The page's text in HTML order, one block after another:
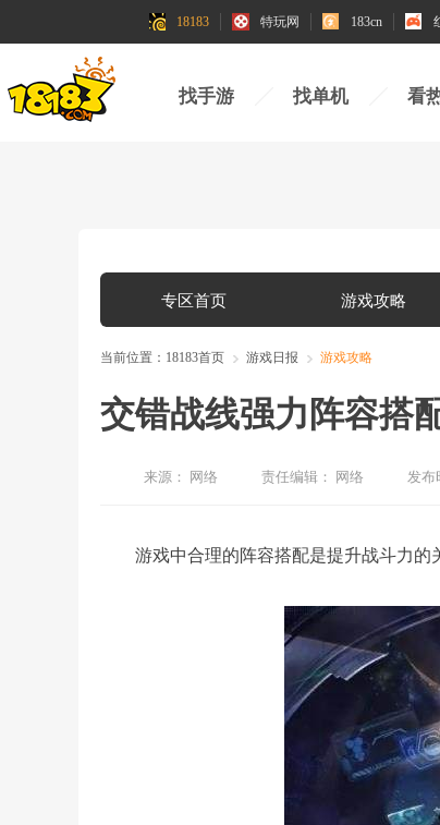
18183 特玩网 183cn
找手游 找单机 看
专区首页 游戏攻略
当前位置： 18183首页 游戏日报 游戏攻略
交错战线强力阵容搭
来源： 网络 责任编辑： 网络 发布
游戏中合理的阵容搭配是提升战斗力的